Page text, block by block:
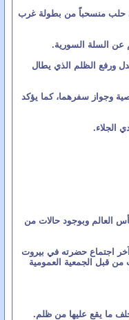
مسبوق عشية عودة فريق الجلاء السوري إلى حلب منسحباً من بطولة غرب
ورفع الظلم الذي يطال
وجواز سفرهما، كما يؤكد
العالم وبوجود حالات من
اجتماع حضرته في بيروت
من قبل الجمعية العمومية
ما يقع عليها من ظلم.